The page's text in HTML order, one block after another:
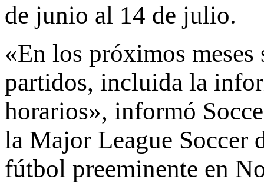
de junio al 14 de julio.
«En los próximos
partidos, incluida la
horarios», informó
la Major League Soccer
fútbol preeminente en